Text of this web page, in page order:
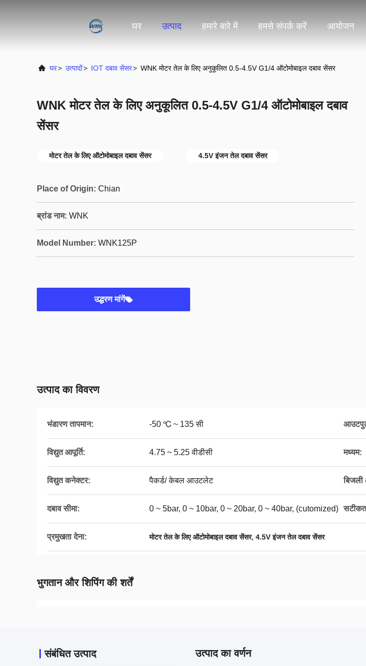
घर उत्पाद हमारे बारे में हमसे संपर्क करें आयोजन
घर> उत्पादों> IOT दबाव सेंसर> WNK मोटर तेल के लिए अनुकूलित 0.5-4.5V G1/4 ऑटोमोबाइल दबाव सेंसर
WNK मोटर तेल के लिए अनुकूलित 0.5-4.5V G1/4 ऑटोमोबाइल दबाव
सेंसर
मोटर तेल के लिए ऑटोमोबाइल दबाव सेंसर 4.5V इंजन तेल दबाव सेंसर
Place of Origin: Chian
ब्रांड नाम: WNK
Model Number: WNK125P
उद्धरण मांगें
उत्पाद का विवरण
भंडारण तापमान: -50 ℃ ~ 135 सी
विद्युत आपूर्ति: 4.75 ~ 5.25 वीडीसी मध्यम:
विद्युत कनेक्टर: पैकर्ड/ केबल आउटलेट बिजली
दबाव सीमा: 0 ~ 5bar, 0 ~ 10bar, 0 ~ 20bar, 0 ~ 40bar, (cutomized)
प्रमुखता देना: मोटर तेल के लिए ऑटोमोबाइल दबाव सेंसर, 4.5V इंजन तेल दबाव सेंसर
भुगतान और शिपिंग की शर्तें
संबंधित उत्पाद उत्पाद का वर्णन